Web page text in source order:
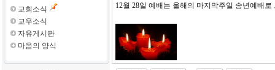
교회소식
교우소식
자유게시판
마음의 양식
12월 28일 예배는 올해의 마지막주일 송년예배로